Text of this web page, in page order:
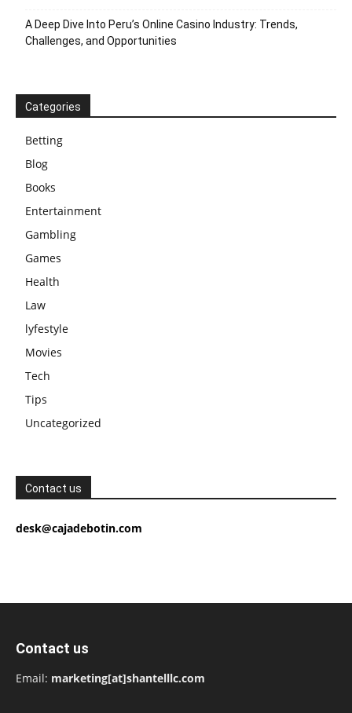
A Deep Dive Into Peru’s Online Casino Industry: Trends,
Challenges, and Opportunities
Categories
Betting
Blog
Books
Entertainment
Gambling
Games
Health
Law
lyfestyle
Movies
Tech
Tips
Uncategorized
Contact us
desk@cajadebotin.com
Contact us
Email: marketing[at]shantelllc.com